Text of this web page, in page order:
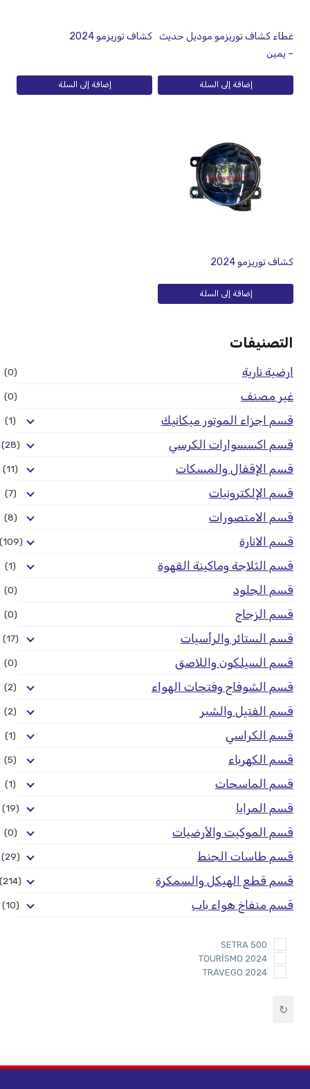
غطاء كشاف توريزمو موديل حديث
– يمين
إضافة إلى السلة
كشاف توريزمو 2024
إضافة إلى السلة
كشاف توريزمو 2024
إضافة إلى السلة
التصنيفات
ارضية نارية (0)
غير مصنف (0)
قسم اجزاء الموتور ميكانيك (1)
قسم اكسسوارات الكرسي (28)
قسم الإقفال والمسكات (11)
قسم الإلكترونيات (7)
قسم الامتصورات (8)
قسم الانارة (109)
قسم الثلاجة وماكينة القهوة (1)
قسم الجلود (0)
قسم الزجاج (0)
قسم الستائر والرأسيات (17)
قسم السيلكون واللاصق (0)
قسم الشوفاج وفتحات الهواء (2)
قسم الفتيل والشبر (2)
قسم الكراسي (1)
قسم الكهرباء (5)
قسم الماسحات (1)
قسم المرايا (19)
قسم الموكيت والأرضيات (0)
قسم طاسات الجنط (29)
قسم قطع الهيكل والسمكرة (214)
قسم منفاخ هواء باب (10)
SETRA 500
TOURİSMO 2024
TRAVEGO 2024
↻